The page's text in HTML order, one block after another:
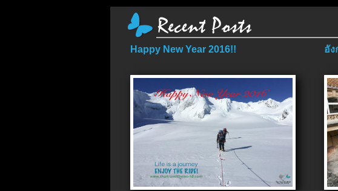
Happy New Year 2016!! อัง